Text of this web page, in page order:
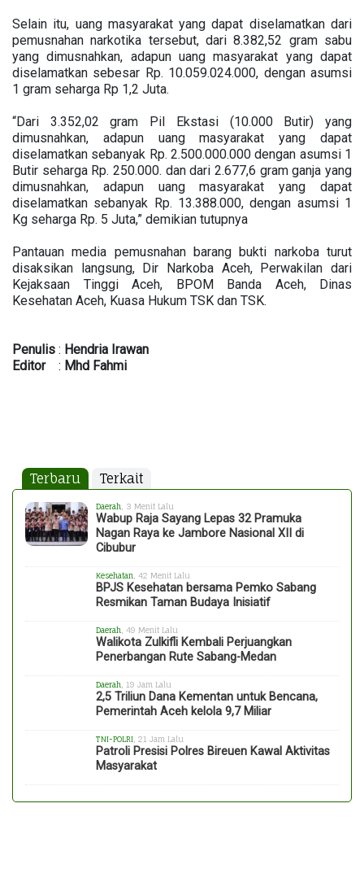
Selain itu, uang masyarakat yang dapat diselamatkan dari
pemusnahan narkotika tersebut, dari 8.382,52 gram sabu
yang dimusnahkan, adapun uang masyarakat yang dapat
diselamatkan sebesar Rp. 10.059.024.000, dengan asumsi
1 gram seharga Rp 1,2 Juta.
“Dari 3.352,02 gram Pil Ekstasi (10.000 Butir) yang
dimusnahkan, adapun uang masyarakat yang dapat
diselamatkan sebanyak Rp. 2.500.000.000 dengan asumsi 1
Butir seharga Rp. 250.000. dan dari 2.677,6 gram ganja yang
dimusnahkan, adapun uang masyarakat yang dapat
diselamatkan sebanyak Rp. 13.388.000, dengan asumsi 1
Kg seharga Rp. 5 Juta,” demikian tutupnya
Pantauan media pemusnahan barang bukti narkoba turut
disaksikan langsung, Dir Narkoba Aceh, Perwakilan dari
Kejaksaan Tinggi Aceh, BPOM Banda Aceh, Dinas
Kesehatan Aceh, Kuasa Hukum TSK dan TSK.
Penulis : Hendria Irawan
Editor: Mhd Fahmi
Terbaru Terkait
Daerah , 3 Menit Lalu
Wabup Raja Sayang Lepas 32 Pramuka
Nagan Raya ke Jambore Nasional XII di
Cibubur
Kesehatan , 42 Menit Lalu
BPJS Kesehatan bersama Pemko Sabang
Resmikan Taman Budaya Inisiatif
Daerah , 49 Menit Lalu
Walikota Zulkifli Kembali Perjuangkan
Penerbangan Rute Sabang-Medan
Daerah , 19 Jam Lalu
2,5 Triliun Dana Kementan untuk Bencana,
Pemerintah Aceh kelola 9,7 Miliar
TNI-POLRI , 21 Jam Lalu
Patroli Presisi Polres Bireuen Kawal Aktivitas
Masyarakat